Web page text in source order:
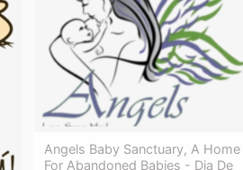
Angels Baby Sanctuary, A Home
For Abandoned Babies - Dia De